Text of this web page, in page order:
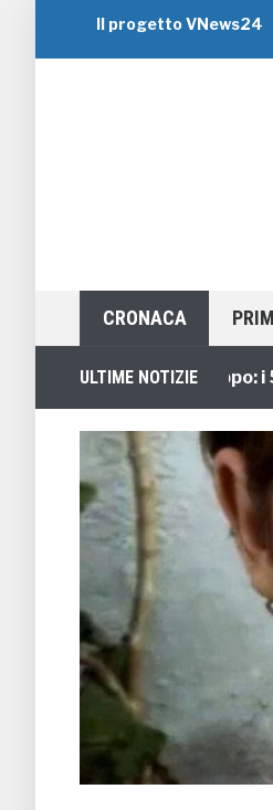
Il progetto VNews24
CRONACA
ULTIME NOTIZIE
Viaggi di Gruppo: i 5